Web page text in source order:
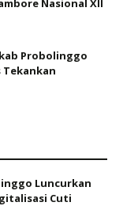
Nasional XII
Probolinggo
Tekankan
Luncurkan
Cuti